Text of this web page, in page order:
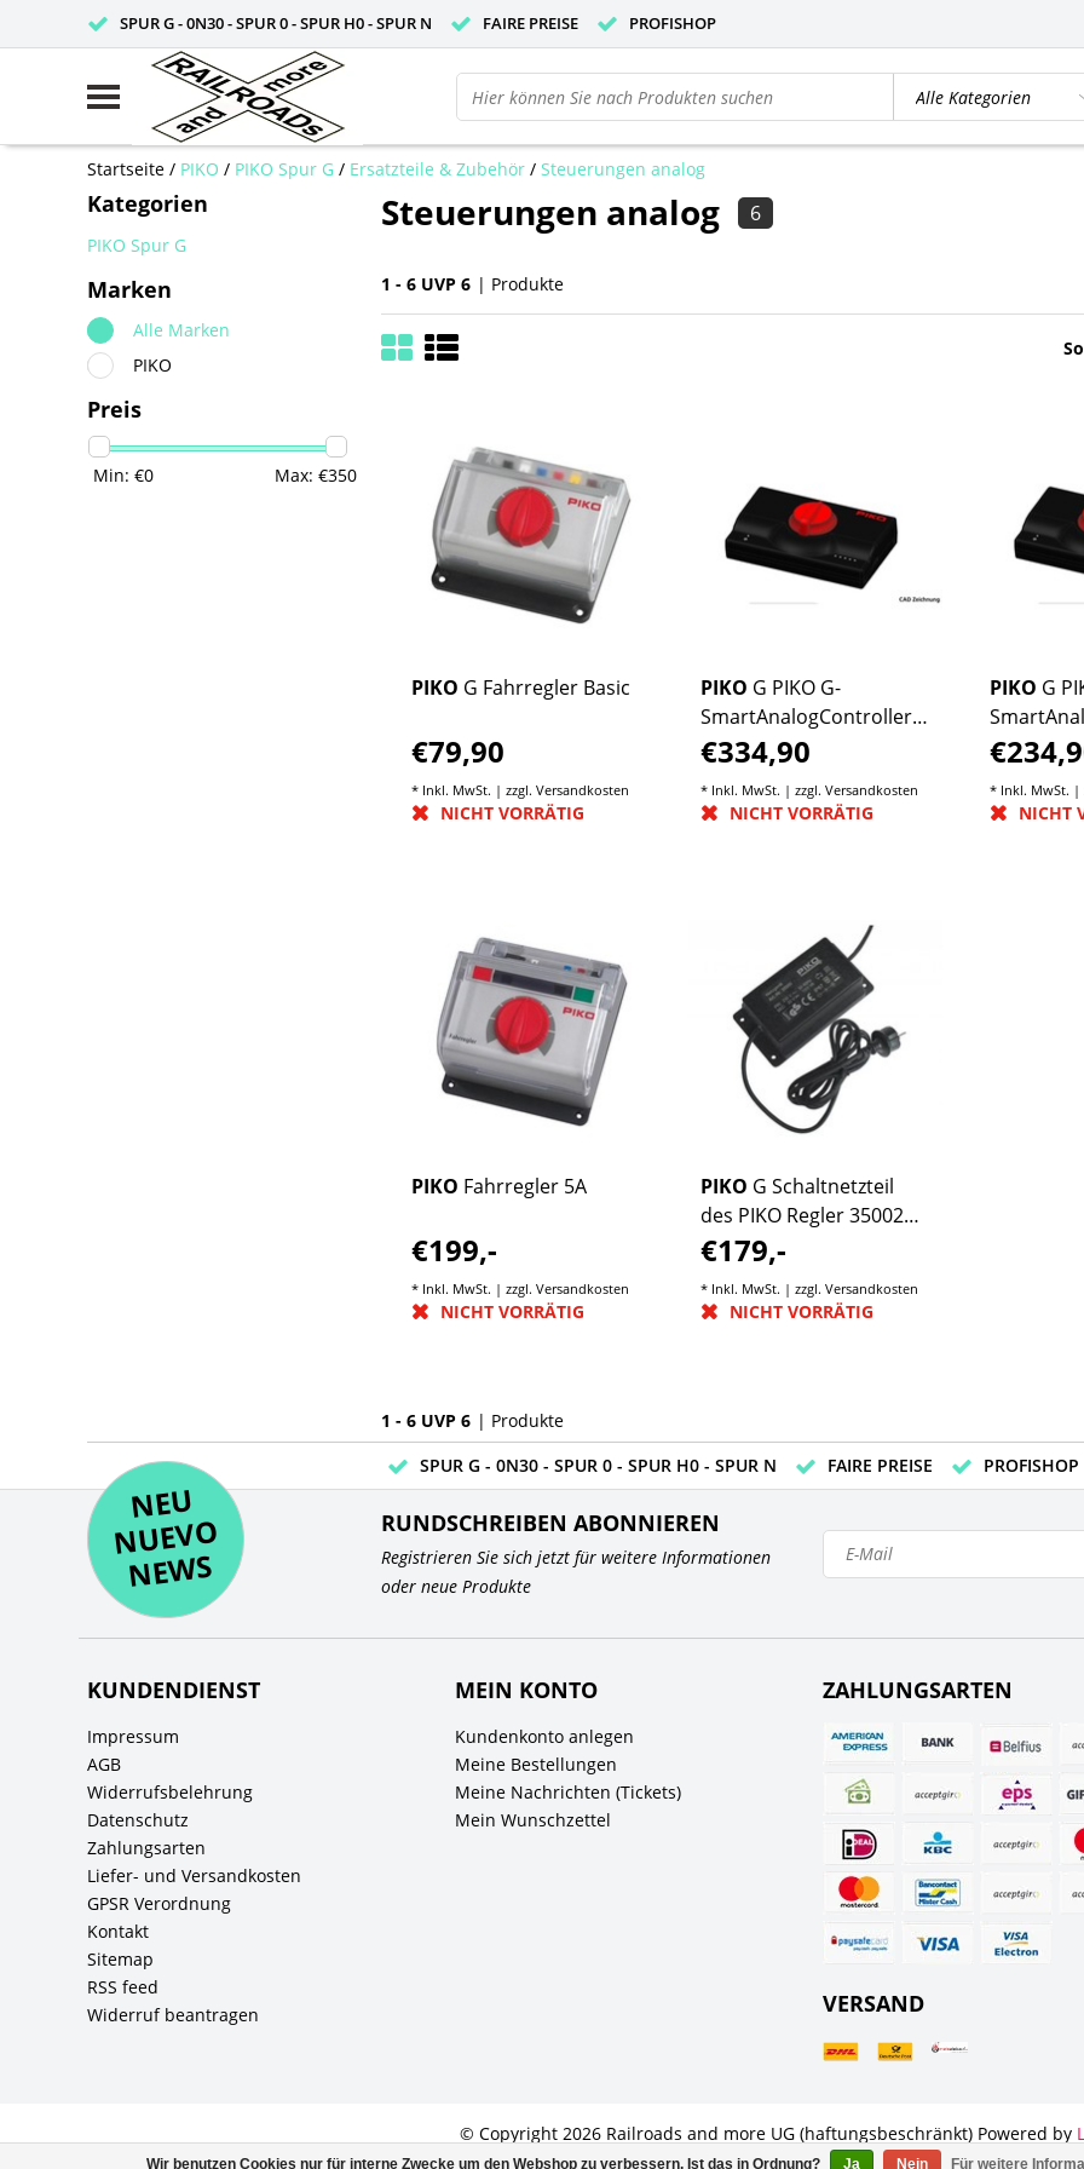
SPUR G - 0N30 - SPUR 0 - SPUR H0 - SPUR N FAIRE PREISE PROFISHOP
Startseite / PIKO / PIKO Spur G / Ersatzteile & Zubehör / Steuerungen analog
Kategorien
PIKO Spur G
Marken
Alle Marken
PIKO
Preis
Min: €0 Max: €350
Steuerungen analog 6
1 - 6 UVP 6 | Produkte
PIKO G Fahrregler Basic
€79,90
* Inkl. MwSt. | zzgl. Versandkosten
NICHT VORRÄTIG
PIKO G PIKO G-
SmartAnalogControllerwlan
to Go 0-20V/5A
€334,90
* Inkl. MwSt. | zzgl. Versandkosten
NICHT VORRÄTIG
PIKO G
0-20V/5A
* Inkl. MwSt. |
NICHT
PIKO Fahrregler 5A
€199,-
* Inkl. MwSt. | zzgl. Versandkosten
NICHT VORRÄTIG
PIKO G Schaltnetzteil
des PIKO Regler 35002
100VA
€179,-
* Inkl. MwSt. | zzgl. Versandkosten
NICHT VORRÄTIG
1 - 6 UVP 6 | Produkte
SPUR G - 0N30 - SPUR 0 - SPUR H0 - SPUR N
FAIRE PREISE PROFISHOP
NE
U
N
UEV
O
NE
WS
RUNDSCHREIBEN ABONNIEREN
Registrieren Sie sich jetzt für weitere Informationen
oder neue Produkte
KUNDENDIENST
Impressum
AGB
Widerrufsbelehrung
Datenschutz
Zahlungsarten
Liefer- und Versandkosten
GPSR Verordnung
Kontakt
Sitemap
RSS feed
Widerruf beantragen
MEIN KONTO
Kundenkonto anlegen
Meine Bestellungen
Meine Nachrichten (Tickets)
Mein Wunschzettel
ZAHLUNGSARTEN
VERSAND
© Copyright 2026 Railroads and more UG (haftungsbeschränkt) Powered by
All rights reserved byInStijl Media
Wir benutzen Cookies nur für interne Zwecke um den Webshop zu verbessern. Ist das in Ordnung? Ja Nein Für weitere